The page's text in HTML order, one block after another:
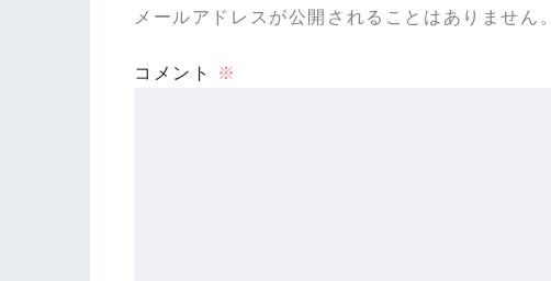
メールアドレスが公開されることはありません。
コメント ※